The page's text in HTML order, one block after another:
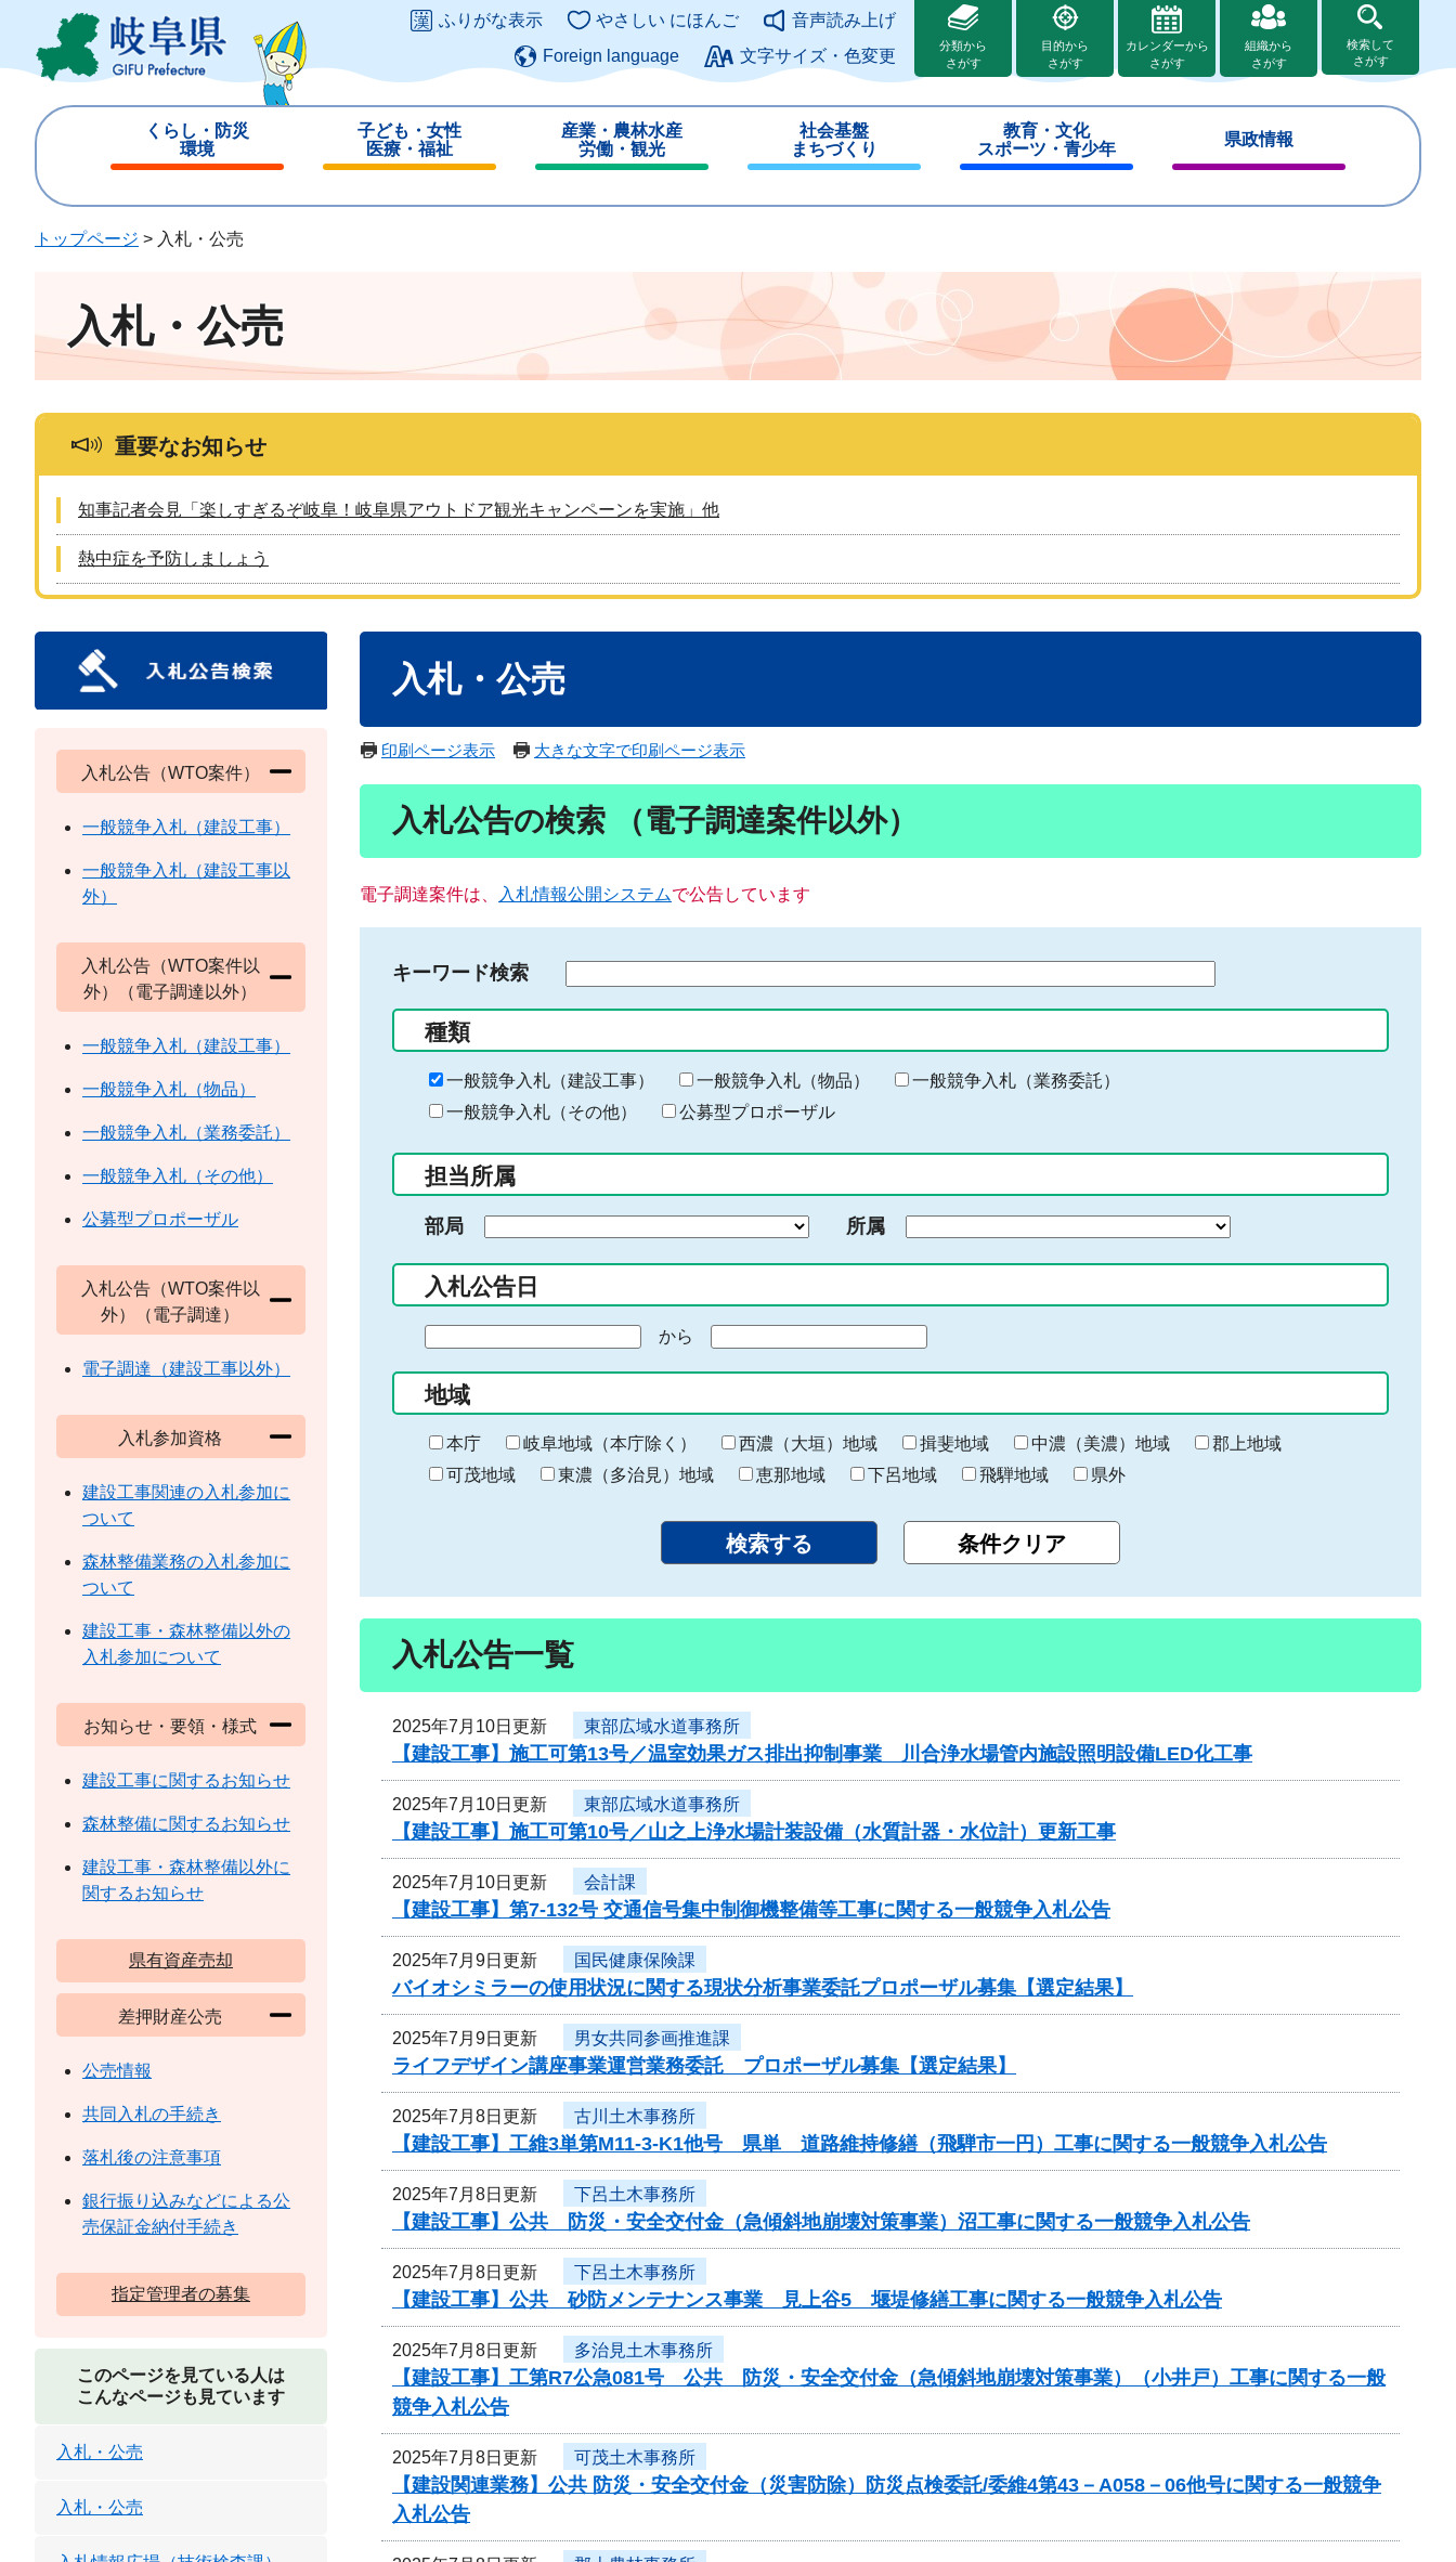
ジ
ュ
このページの本文へ
ふりがな表示 やさしい にほんご
音声読み上げ
Foreign language
文字サイズ・色変更
分類から
さがす
目的から
さがす
カレンダーから
さがす
組織から
さがす
検索して
さがす
くらし・防災
環境
じ
子ども・女性
医療・福祉
じ
産業・農林水産
労働・観光
じ
社会基盤
まちづくり
じ
教育・文化
スポーツ・青少年
じ
県政情報
じ
トップページ > 入札・公売
入札・公売
重要なお知らせ
知事記者会見「楽しすぎるぞ岐阜！岐阜県アウトドア観光キャンペーンを実施」他
熱中症を予防しましょう
入札・公売
印刷ページ表示 大きな文字で印刷ページ表示
入札公告の検索 （電子調達案件以外）
電子調達案件は、 入札情報公開システムで公告しています
キーワード検索
る
キ
ー
ー
入
力
種類
一般競争入札（建設工事） 一般競争入札（物品）
一般競争入札（業務委託）
一般競争入札（その他）
公募型プロポーザル
担当所属
部局 所属
入札公告日
の
始
ま
り
から
終
わ
り
地域
本庁 岐阜地域（本庁除く） 西濃（大垣）地域 揖斐地域 中濃（美濃）地域
郡上地域
可茂地域
東濃（多治見）地域 恵那地域 下呂地域 飛騨地域 県外
入札公告一覧
2025年7月10日更新 東部広域水道事務所
【建設工事】施工可第13号／温室効果ガス排出抑制事業 川合浄水場管内施設照明設備LED化工事
2025年7月10日更新 東部広域水道事務所
【建設工事】施工可第10号／山之上浄水場計装設備（水質計器・水位計）更新工事
2025年7月10日更新 会計課
【建設工事】第7-132号 交通信号集中制御機整備等工事に関する一般競争入札公告
2025年7月9日更新 国民健康保険課
バイオシミラーの使用状況に関する現状分析事業委託プロポーザル募集【選定結果】
2025年7月9日更新 男女共同参画推進課
ライフデザイン講座事業運営業務委託 プロポーザル募集【選定結果】
2025年7月8日更新 古川土木事務所
【建設工事】工維3単第M11-3-K1他号 県単 道路維持修繕（飛騨市一円）工事に関する一般競争入札公告
2025年7月8日更新 下呂土木事務所
【建設工事】公共 防災・安全交付金（急傾斜地崩壊対策事業）沼工事に関する一般競争入札公告
2025年7月8日更新 下呂土木事務所
【建設工事】公共 砂防メンテナンス事業 見上谷5 堰堤修繕工事に関する一般競争入札公告
2025年7月8日更新 多治見土木事務所
【建設工事】工第R7公急081号 公共 防災・安全交付金（急傾斜地崩壊対策事業）（小井戸）工事に関する一般
競争入札公告
2025年7月8日更新 可茂土木事務所
【建設関連業務】公共 防災・安全交付金（災害防除）防災点検委託/委維4第43－A058－06他号に関する一般競争
入札公告
入札公告（WTO案件）
一般競争入札（建設工事）
一般競争入札（建設工事以
外）
入札公告（WTO案件以
外）（電子調達以外）
一般競争入札（建設工事）
一般競争入札（物品）
一般競争入札（業務委託）
一般競争入札（その他）
公募型プロポーザル
入札公告（WTO案件以
外）（電子調達）
電子調達（建設工事以外）
入札参加資格
建設工事関連の入札参加に
ついて
森林整備業務の入札参加に
ついて
建設工事・森林整備以外の
入札参加について
お知らせ・要領・様式
建設工事に関するお知らせ
森林整備に関するお知らせ
建設工事・森林整備以外に
関するお知らせ
県有資産売却
差押財産公売
公売情報
共同入札の手続き
落札後の注意事項
銀行振り込みなどによる公
売保証金納付手続き
指定管理者の募集
このページを見ている人は
こんなページも見ています
入札・公売
入札・公売